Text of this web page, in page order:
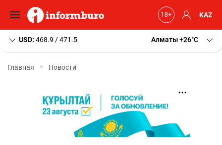
KAZ
USD: 468.9 / 471.5 Алматы+26 C
Главная Новости